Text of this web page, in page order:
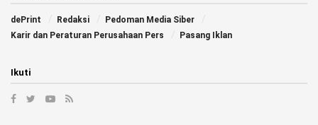
dePrint Redaksi
Pedoman Media Siber
Karir dan Peraturan Perusahaan Pers
Pasang Iklan
Ikuti